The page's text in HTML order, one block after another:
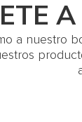
a nuestro